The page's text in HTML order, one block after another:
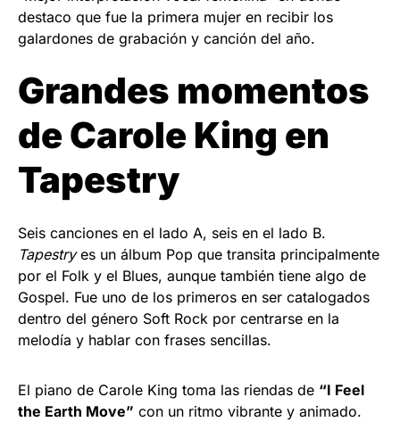
destaco que fue la primera mujer en recibir los
galardones de grabación y canción del año.
Grandes momentos
de Carole King en
Tapestry
Seis canciones en el lado A, seis en el lado B.
Tapestryes un álbum Pop que transita principalmente
por el Folk y el Blues, aunque también tiene algo de
Gospel. Fue uno de los primeros en ser catalogados
dentro del género Soft Rock por centrarse en la
melodía y hablar con frases sencillas.
El piano de Carole King toma las riendas de “I Feel
the Earth Move” con un ritmo vibrante y animado.